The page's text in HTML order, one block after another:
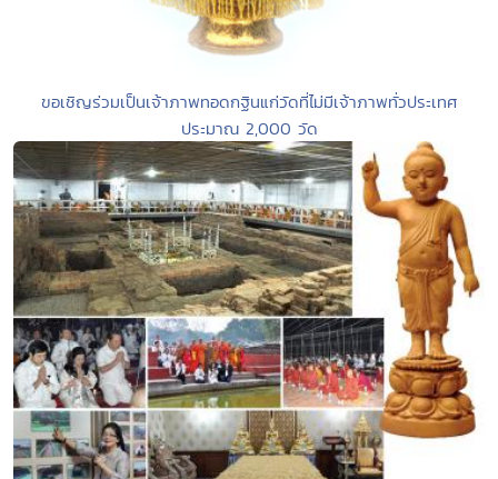
ขอเชิญร่วมเป็นเจ้าภาพทอดกฐินแก่วัดที่ไม่มีเจ้าภาพทั่วประเทศ
ประมาณ 2,000 วัด